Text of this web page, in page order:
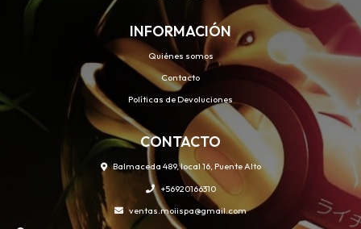
INFORMACIÓN
Quiénes somos
Contacto
Políticas de Devoluciones
CONTACTO
Balmaceda 489, local 16, Puente Alto
+56920166310
ventas.moiispa@gmail.com